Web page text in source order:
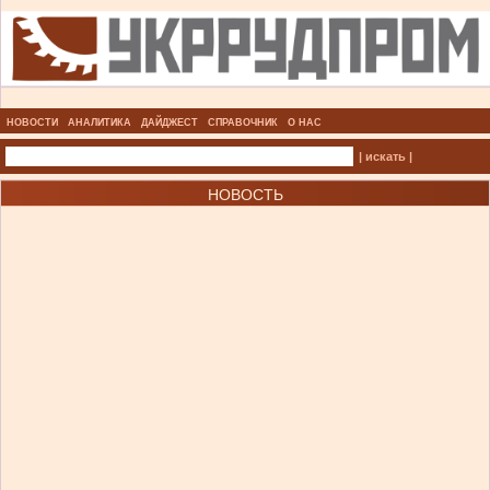
НОВОСТИ АНАЛИТИКА ДАЙДЖЕСТ СПРАВОЧНИК О НАС
| искать |
НОВОСТЬ